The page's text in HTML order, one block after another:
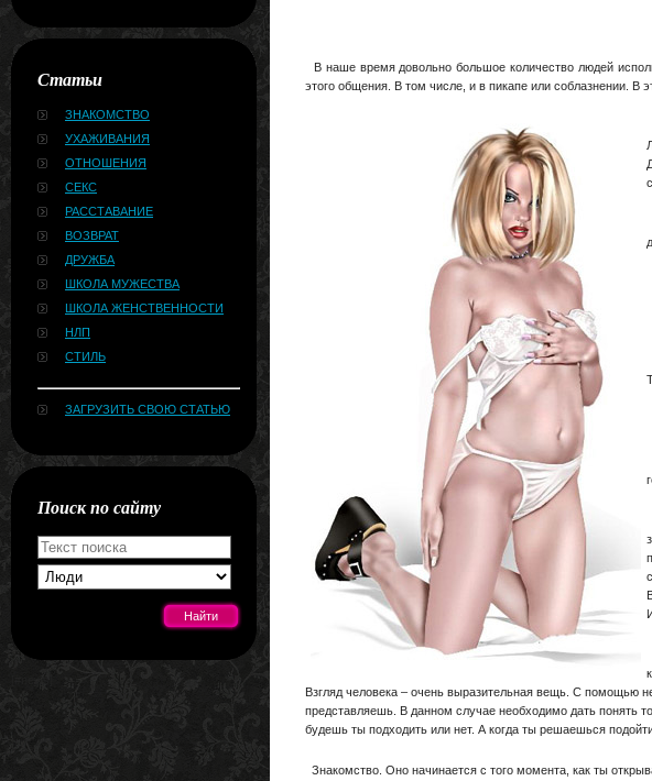
Статьи
ЗНАКОМСТВО
УХАЖИВАНИЯ
ОТНОШЕНИЯ
СЕКС
РАССТАВАНИЕ
ВОЗВРАТ
ДРУЖБА
ШКОЛА МУЖЕСТВА
ШКОЛА ЖЕНСТВЕННОСТИ
НЛП
СТИЛЬ
ЗАГРУЗИТЬ СВОЮ СТАТЬЮ
Поиск по сайту
В наше время довольно большое количество людей
этого общения. В том числе, и в пикапе или соблазнении. В
Взгляд человека – очень выразительная вещь. С помощью
представляешь. В данном случае необходимо дать понять
будешь ты подходить или нет. А когда ты решаешься
Знакомство. Оно начинается с того момента, как ты